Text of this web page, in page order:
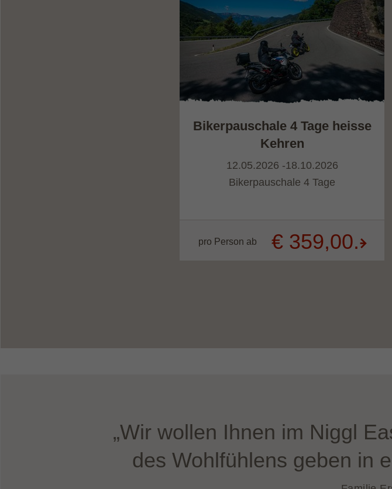
Bikerpauschale 4 Tage heisse
Kehren
12.05.2026 -18.10.2026
Bikerpauschale 4 Tage
pro Person ab € 359,00.-
„Wir wollen Ihnen im Niggl
des Wohlfühlens geben in